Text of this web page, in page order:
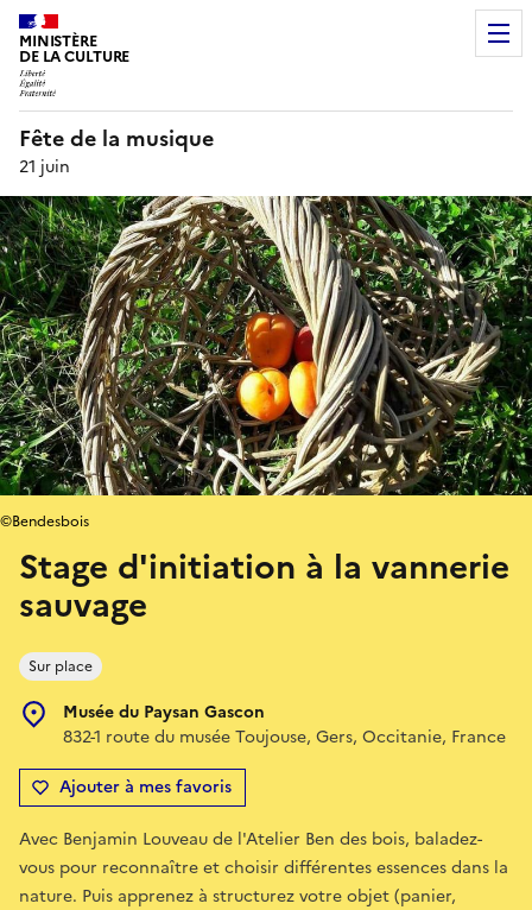
MINISTÈRE
DE LA CULTURE
Fête de la musique
21 juin
Stage d'initiation à la vannerie
sauvage
Sur place
Musée du Paysan Gascon
832-1 route du musée Toujouse, Gers, Occitanie, France
Ajouter à mes favoris
©Bendesbois
Avec Benjamin Louveau de l'Atelier Ben des bois, baladez-
vous pour reconnaître et choisir différentes essences dans la
nature. Puis apprenez à structurez votre objet (panier,